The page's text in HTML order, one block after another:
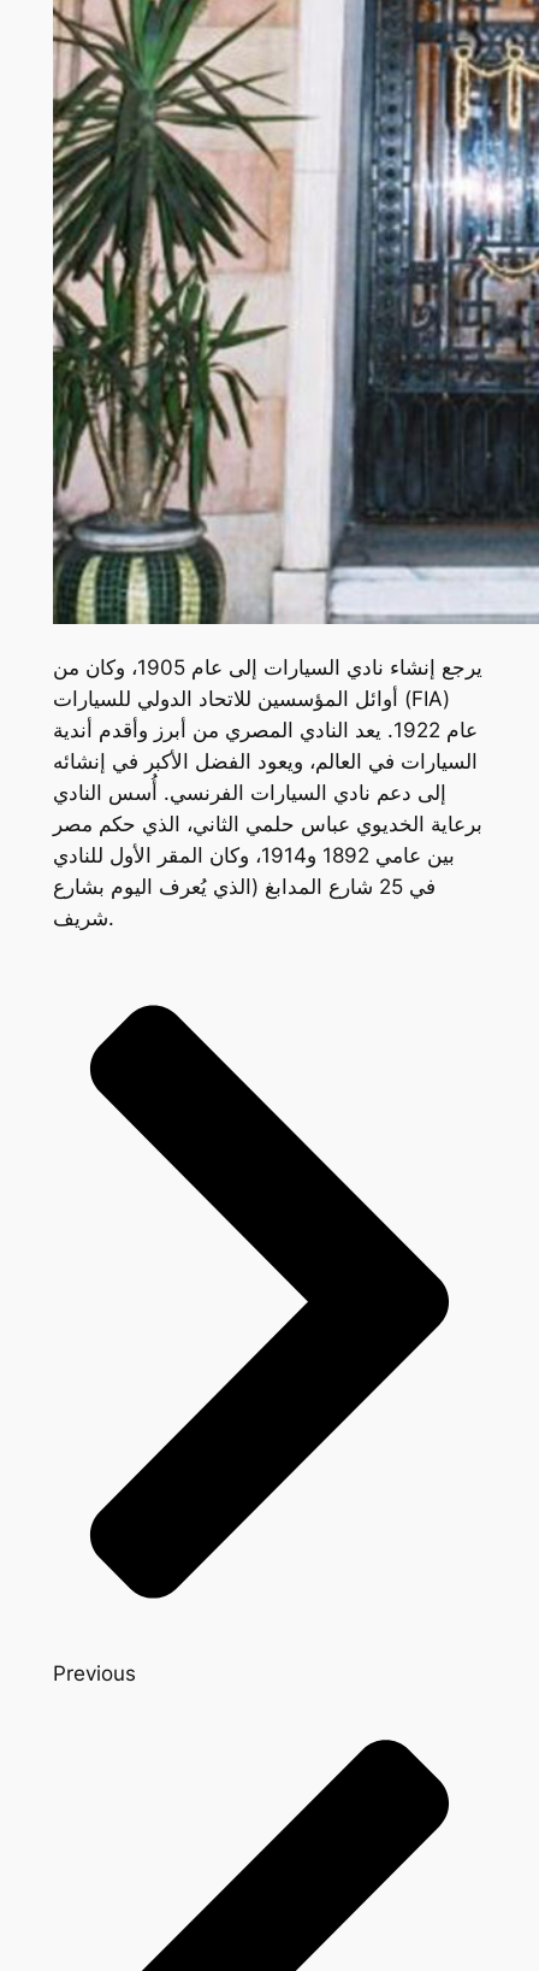
يرجع إنشاء نادي السيارات إلى عام 1905، وكان من
أوائل المؤسسين للاتحاد الدولي للسيارات (FIA)
عام 1922. يعد النادي المصري من أبرز وأقدم أندية
السيارات في العالم، ويعود الفضل الأكبر في إنشائه
إلى دعم نادي السيارات الفرنسي. أُسس النادي
برعاية الخديوي عباس حلمي الثاني، الذي حكم مصر
بين عامي 1892 و1914، وكان المقر الأول للنادي
في 25 شارع المدابغ (الذي يُعرف اليوم بشارع
شريف.
Previous